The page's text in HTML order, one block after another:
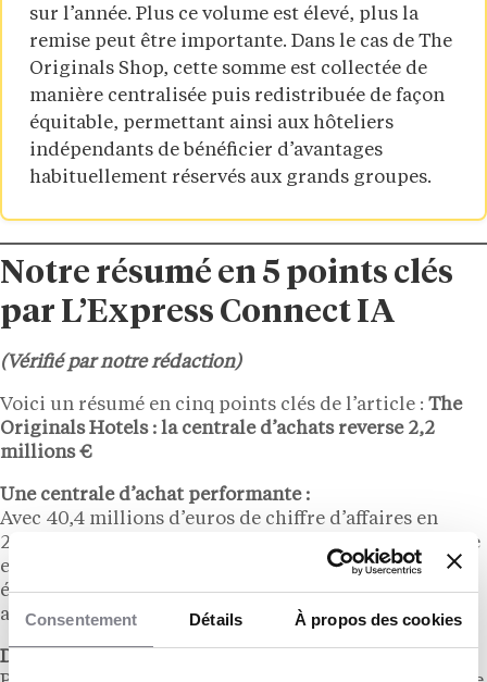
Consentement Détails À propos des cookies
sur l’année. Plus ce volume est élevé, plus la
remise peut être importante. Dans le cas de The
Originals Shop, cette somme est collectée de
manière centralisée puis redistribuée de façon
équitable, permettant ainsi aux hôteliers
indépendants de bénéficier d’avantages
habituellement réservés aux grands groupes.
Notre résumé en 5 points clés
par L’Express Connect IA
(Vérifié par notre rédaction)
Voici un résumé en cinq points clés de l’article : The
Originals Hotels : la centrale d’achats reverse 2,2
millions €
Une centrale d’achat performante :
Avec 40,4 millions d’euros de chiffre d’affaires en
2024 (+3,9 %), The Originals Shop confirme sa montée
en puissance comme levier économique pour 735
établissements, indépendamment de leur
appartenance à la coopérative.
Des remises redistribuées équitablement :